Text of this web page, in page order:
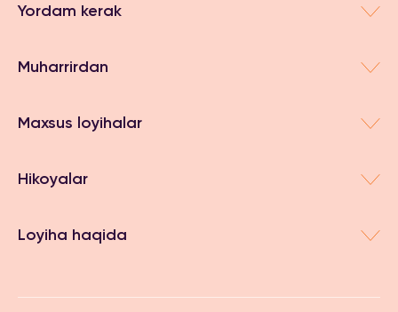
Yordam kerak
Muharrirdan
Maxsus loyihalar
Hikoyalar
Loyiha haqida